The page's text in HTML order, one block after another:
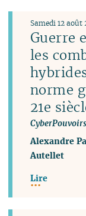
Guerre
les
norme
21e
CyberPouvoirs
Samedi 12 août
Alexandre
Autellet
Lire